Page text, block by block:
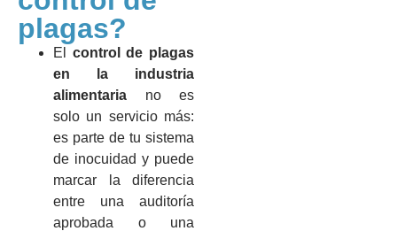
plagas?
El control de plagas
en la industria
alimentaria no es
solo un servicio más:
es parte de tu sistema
de inocuidad y puede
marcar la diferencia
entre una auditoría
aprobada o una